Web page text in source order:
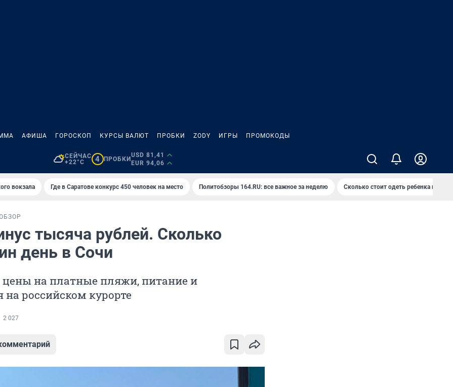
АФИША ГОРОСКОП КУРСЫ ВАЛЮТ ПРОБКИ ZODY ИГРЫ ПРОМОКОДЫ
СЕЙЧАС
+22°C
4 ПРОБКИ
USD 81,41
EUR 94,06
вокзала Где в Саратове конкурс 450 человек на место Политобзоры 164.RU: все важное за неделю Сколько стоит одеть ребенка на
тысяча рублей. Сколько
день в Сочи
на платные пляжи, питание и
на российском курорте
2 027